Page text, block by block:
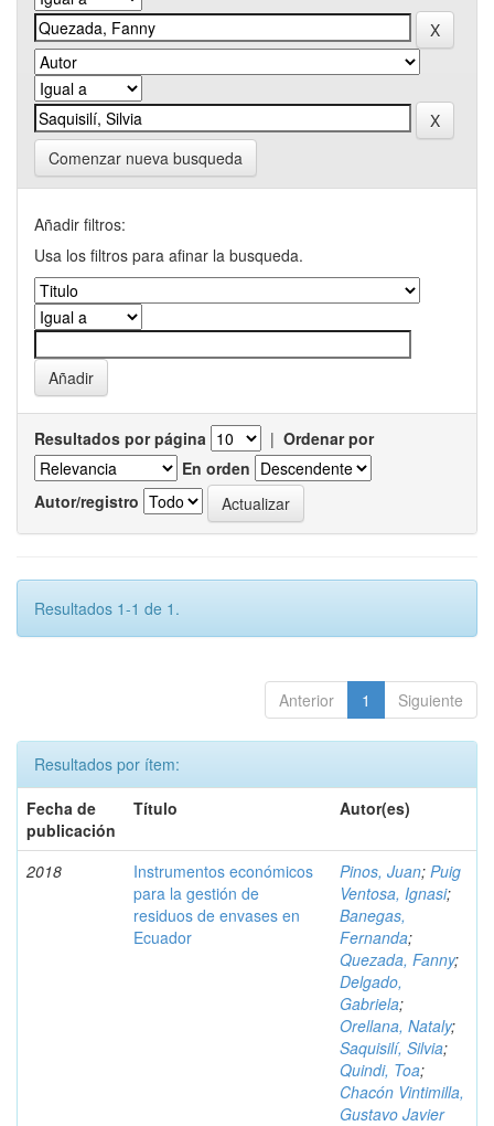
Comenzar nueva busqueda
Añadir filtros:
Usa los filtros para afinar la busqueda.
Resultados por página | Ordenar por
En orden
Autor/registro
Resultados 1-1 de 1.
Anterior 1 Siguiente
Resultados por ítem:
Fecha de
publicación
Título Autor(es)
2018
Instrumentos económicos
para la gestión de
residuos de envases en
Ecuador
Pinos, Juan; Puig
Ventosa, Ignasi;
Banegas,
Fernanda;
Quezada, Fanny;
Delgado,
Gabriela;
Orellana, Nataly;
Saquisilí, Silvia;
Quindi, Toa;
Chacón Vintimilla,
Gustavo Javier